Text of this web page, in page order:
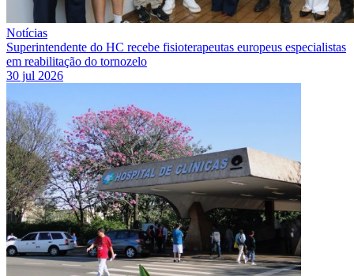
Notícias
Superintendente do HC recebe fisioterapeutas europeus especialistas
em reabilitação do tornozelo
30 jul 2026